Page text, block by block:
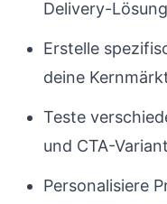
Delivery-Lösung
Erstelle
deine
Teste
und CTA-
Personalisiere